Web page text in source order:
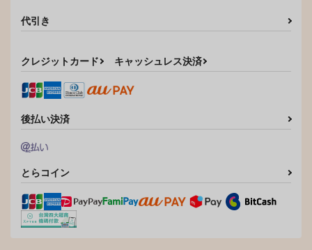
代引き
クレジットカード キャッシュレス決済
後払い決済
とらコイン